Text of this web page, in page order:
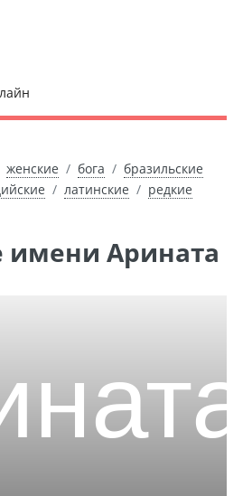
женские бога
бразильские
латинские
редкие
имени Арината